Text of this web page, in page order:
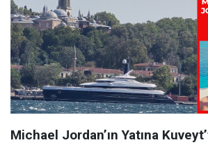
Michael Jordan’ın Yatına